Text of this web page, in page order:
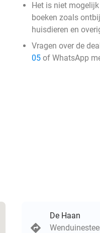
Het is niet
boeken zoals
huisdieren en
Vragen over de
05 of WhatsApp
De Haan